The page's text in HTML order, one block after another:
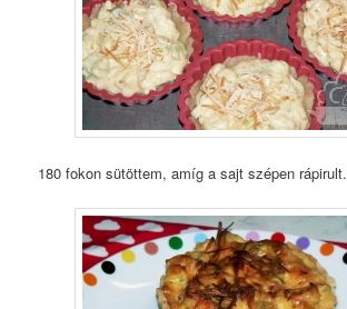
180 fokon sütöttem, amíg a sajt szépen rápirult.